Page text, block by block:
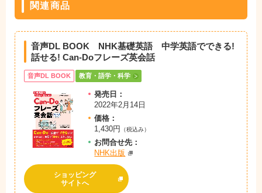
関連商品
音声DL BOOK NHK基礎英語 中学英語でできる!
話せる! Can-Doフレーズ英会話
音声DL BOOK 教育・語学・科学
発売日：
2022年2月14日
価格：
1,430円
（税込み）
お問合せ先：
NHK出版
ショッピング
サイトへ